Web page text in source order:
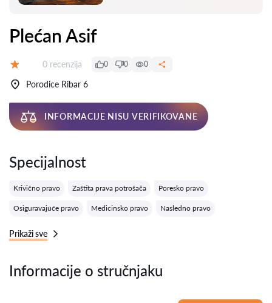
Plećan Asif
Recenzija:
0 recenzija 0 0 0
Porodice Ribar 6
INFORMACIJE NISU VERIFIKOVANE
Specijalnost
Krivično pravo Zaštita prava potrošača Poresko pravo
Osiguravajuće pravo Medicinsko pravo Nasledno pravo
Prikaži sve
Informacije o stručnjaku